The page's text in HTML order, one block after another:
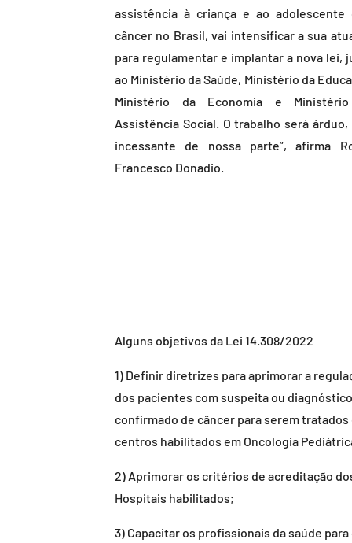
assistência à criança e ao adolescente
câncer no Brasil, vai intensificar a sua
para regulamentar e implantar a nova lei,
ao Ministério da Saúde, Ministério da
Ministério da Economia e
Assistência Social. O trabalho será árduo,
incessante de nossa parte”, afirma
Francesco Donadio.
Alguns objetivos da Lei 14.308/2022
1) Definir diretrizes para aprimorar a
dos pacientes com suspeita ou diagnóstico
confirmado de câncer para serem tratados
centros habilitados em Oncologia
2) Aprimorar os critérios de acreditação
Hospitais habilitados;
3) Capacitar os profissionais da saúde para